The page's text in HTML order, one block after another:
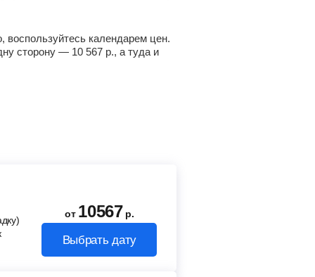
воспользуйтесь календарем цен.
сторону — 10 567 р., а туда и
от 10567 р.
Выбрать дату